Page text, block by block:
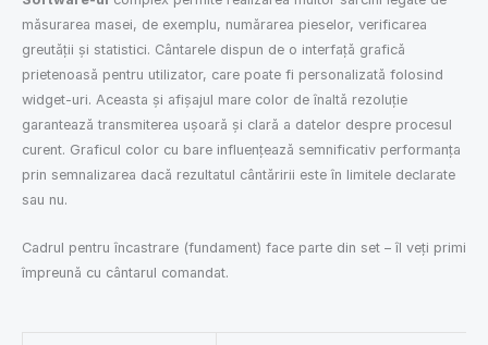
măsurarea masei, de exemplu, numărarea pieselor, verificarea
greutății și statistici. Cântarele dispun de o interfață grafică
prietenoasă pentru utilizator, care poate fi personalizată folosind
widget-uri. Aceasta și afișajul mare color de înaltă rezoluție
garantează transmiterea ușoară și clară a datelor despre procesul
curent. Graficul color cu bare influențează semnificativ performanța
prin semnalizarea dacă rezultatul cântăririi este în limitele declarate
sau nu.
Cadrul pentru încastrare (fundament) face parte din set – îl veți primi
împreună cu cântarul comandat.